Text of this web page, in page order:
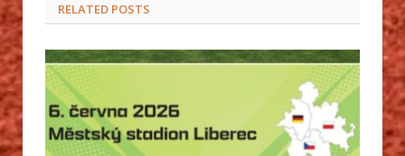
RELATED POSTS